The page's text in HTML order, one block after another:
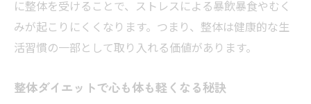
に整体を受けることで、ストレスによる暴飲暴食やむく
みが起こりにくくなります。つまり、整体は健康的な生
活習慣の一部として取り入れる価値があります。
整体ダイエットで心も体も軽くなる秘訣